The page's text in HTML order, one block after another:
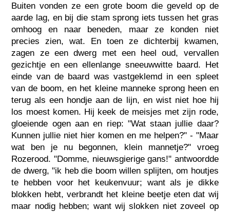
Buiten vonden ze een grote boom die geveld op de
aarde lag, en bij die stam sprong iets tussen het gras
omhoog en naar beneden, maar ze konden niet
precies zien, wat. En toen ze dichterbij kwamen,
zagen ze een dwerg met een heel oud, vervallen
gezichtje en een ellenlange sneeuwwitte baard. Het
einde van de baard was vastgeklemd in een spleet
van de boom, en het kleine manneke sprong heen en
terug als een hondje aan de lijn, en wist niet hoe hij
los moest komen. Hij keek de meisjes met zijn rode,
gloeiende ogen aan en riep: "Wat staan jullie daar?
Kunnen jullie niet hier komen en me helpen?" - "Maar
wat ben je nu begonnen, klein mannetje?" vroeg
Rozerood. "Domme, nieuwsgierige gans!" antwoordde
de dwerg, "ik heb die boom willen splijten, om houtjes
te hebben voor het keukenvuur; want als je dikke
blokken hebt, verbrandt het kleine beetje eten dat wij
maar nodig hebben; want wij slokken niet zoveel op